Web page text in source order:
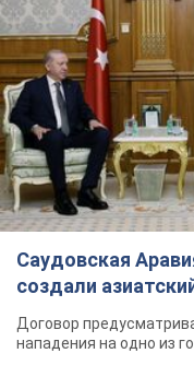
Саудовская
создали
Договор
нападения на одно из